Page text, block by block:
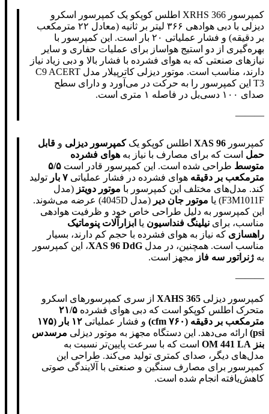
کمپرسور XRHS 366 اطلس کوپکو یک کمپرسور اسکرو
دیزلی با دبی هوادهی ۳۶۶ لیتر بر ثانیه (معادل ۲۲ مترمکعب
بر دقیقه) و فشار عملیاتی ۲۰ بار است. این کمپرسور با
بهره‌گیری از دو استیج هواساز برای عملیات حفاری و سایر
نیازهای صنعتی که به هوای فشرده با فشار بالا و دبی زیاد نیاز
دارند، مناسب است. موتور دیزلی کاترپیلار مدل C9 ACERT
T3 این کمپرسور را به حرکت در می‌آورد و دارای سطح
صدای ۱۰۰ دسی‌بل در فاصله ۱ متری است.
———
کمپرسور XAS 96 اطلس کوپکو یککمپرسور دیزلی و قابل
حمل است که برای مصارف با نیاز به هوای فشرده
متوسط طراحی شده است. این کمپرسور قادر است ۵/۵
مترمکعب بر دقیقه هوای فشرده در فشار عملیاتی ۷ بار
تولید
کند. مدل‌های مختلف این کمپرسور با موتور دویتز (مدل
F3M1011F) یا
موتور جان دیر
(مدل 4045D) عرضه می‌شوند.
این کمپرسور به دلیل طراحی خاص خود و ظرفیت هوادهی
مناسب، برای نیلینگ فنداسیون یا ابزارآلات پنوماتیک
راهسازی که نیاز به هوای فشرده با حجم کم دارند، بسیار
مناسب است. همچنین، در مدل XAS 96 DdG، این کمپرسور
به ژنراتور سه فاز مجهز است.
———
کمپرسور دیزلی XAHS 365 از سری کمپرسورهای اسکرو
متحرک اطلس کوپکو است که دبی هوای فشرده ۲۱/۵
مترمکعب بر دقیقه (۷۶۰ cfm)
و فشار عملیاتی
۱۲ بار (۱۷۵
psi)
ارائه می‌دهد. این دستگاه مجهز به موتور دیزلی مرسدس
بنز OM 441 LA
است که با سرعت پایین‌تر نسبت به
مدل‌های دیگر، صدای کمتری تولید می‌کند. طراحی این
کمپرسور برای مصارف سنگین و صنعتی با آلایندگی صوتی
کاهش‌یافته انجام شده است.